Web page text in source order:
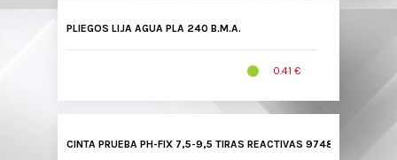
PLIEGOS LIJA AGUA PLA 240 B.M.A.
0.41 €
CINTA PRUEBA PH-FIX 7,5-9,5 TIRAS REACTIVAS 9748 OPTA